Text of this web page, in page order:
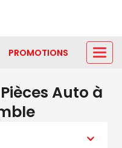
PROMOTIONS
Auto à